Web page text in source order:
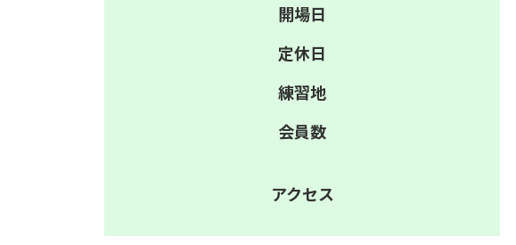
開場日
定休日
練習地
会員数
アクセス